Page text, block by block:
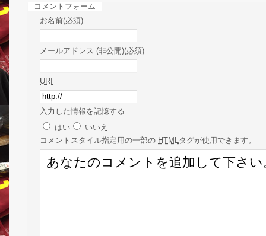
コメントフォーム
お名前(必須)
メールアドレス (非公開)(必須)
URI
入力した情報を記憶する
はい
いいえ
コメント スタイル指定用の一部の HTMLタグが使用できます。